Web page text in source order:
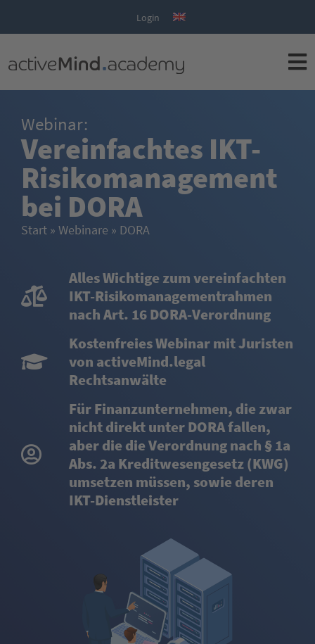
Login
Webinar:
Vereinfachtes IKT-
Risikomanagement
bei DORA
Start » Webinare » DORA
Alles Wichtige zum vereinfachten
IKT-Risikomanagementrahmen
nach Art. 16 DORA-Verordnung
Kostenfreies Webinar mit Juristen
von activeMind.legal
Rechtsanwälte
Für Finanzunternehmen, die zwar
nicht direkt unter DORA fallen,
aber die die Verordnung nach § 1a
Abs. 2a Kreditwesengesetz (KWG)
umsetzen müssen, sowie deren
IKT-Dienstleister